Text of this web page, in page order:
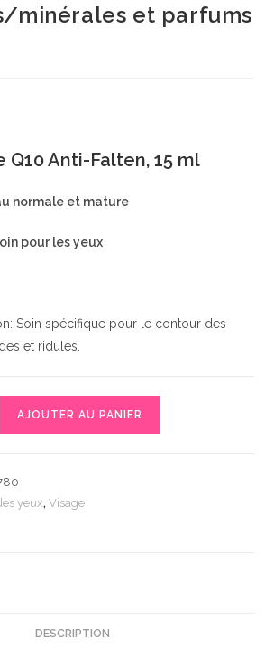
minérales et parfums
Anti-Falten, 15 ml
normale et mature
pour les yeux
Soin spécifique pour le contour des
et ridules.
AJOUTER AU PANIER
yeux,Visage
DESCRIPTION